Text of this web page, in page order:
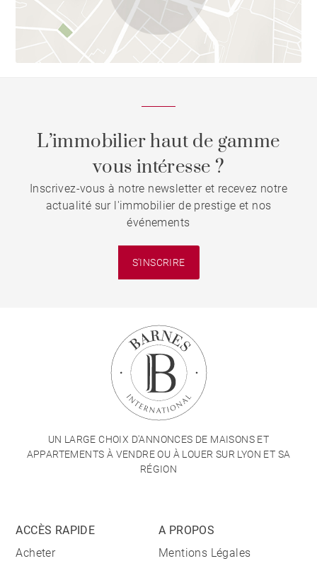
L’immobilier haut de gamme
vous intéresse ?
Inscrivez-vous à notre newsletter et recevez notre
actualité sur l'immobilier de prestige et nos
événements
S'INSCRIRE
UN LARGE CHOIX D'ANNONCES DE MAISONS ET
APPARTEMENTS À VENDRE OU À LOUER SUR LYON ET SA
RÉGION
ACCÈS RAPIDE
Acheter
A PROPOS
Mentions Légales